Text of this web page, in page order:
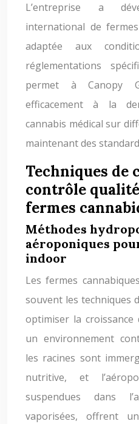
L’entreprise a
international de
adaptée aux
réglementations
permet à Canopy
efficacement à la
cannabis médical sur
maintenant des
Techniques de
contrôle
fermes
Méthodes
aéroponiques
indoor
Les fermes
souvent les techniques
optimiser la
un environnement
les racines sont
nutritive, et
suspendues dans
vaporisées, offrent